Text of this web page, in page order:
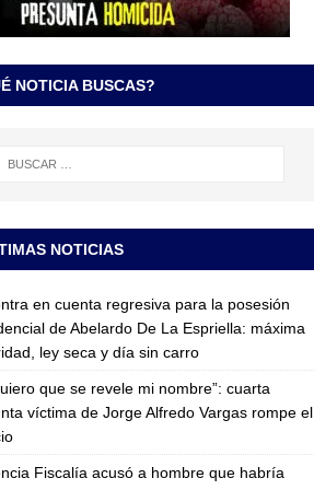
NOTICIA BUSCAS?
NOTICIAS
en cuenta regresiva para la posesión
de Abelardo De La Espriella: máxima
ley seca y día sin carro
que se revele mi nombre”: cuarta
víctima de Jorge Alfredo Vargas rompe el
Fiscalía acusó a hombre que habría